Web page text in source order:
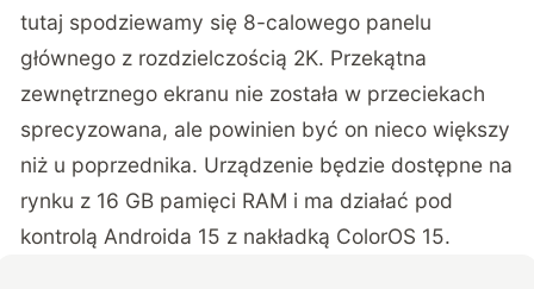
tutaj spodziewamy się 8-calowego panelu
głównego z rozdzielczością 2K. Przekątna
zewnętrznego ekranu nie została w przeciekach
sprecyzowana, ale powinien być on nieco większy
niż u poprzednika. Urządzenie będzie dostępne na
rynku z 16 GB pamięci RAM i ma działać pod
kontrolą Androida 15 z nakładką ColorOS 15.